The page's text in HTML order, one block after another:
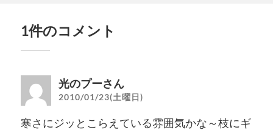
1件のコメント
光のプーさん
2010/01/23(土曜日)
寒さにジッとこらえている雰囲気かな～枝にギ